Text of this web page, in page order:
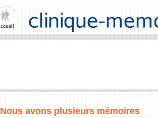
Nous avons plusieurs mémoires